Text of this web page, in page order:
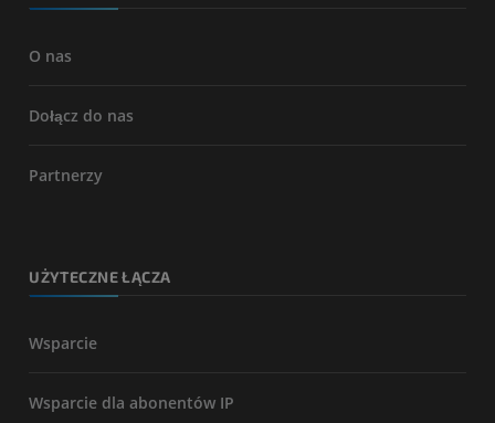
O nas
Dołącz do nas
Partnerzy
UŻYTECZNE ŁĄCZA
Wsparcie
Wsparcie dla abonentów IP